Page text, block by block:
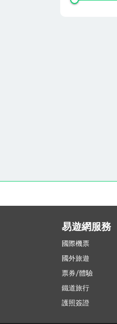
易遊網服務
國際機票
國外旅遊
票券/體驗
鐵道旅行
護照簽證